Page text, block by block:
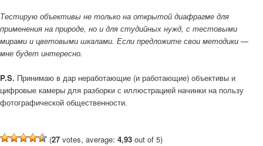
Тестирую объективы не только на открытой диафрагме для
применения на природе, но и для студийных нужд, с тестовыми
мирами и цветовыми шкалами. Если предложите свои методики —
мне будет интересно.
P.S. Принимаю в дар неработающие (и работающие) объективы и
цифровые камеры для разборки с иллюстрацией начинки на пользу
фотографической общественности.
(27 votes, average: 4,93 out of 5)